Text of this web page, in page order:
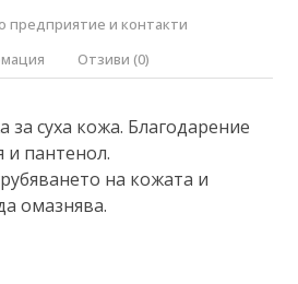
предприятие и контакти
Отзиви (0)
за суха кожа. Благодарение
и пантенол.
на кожата и
омазнява.